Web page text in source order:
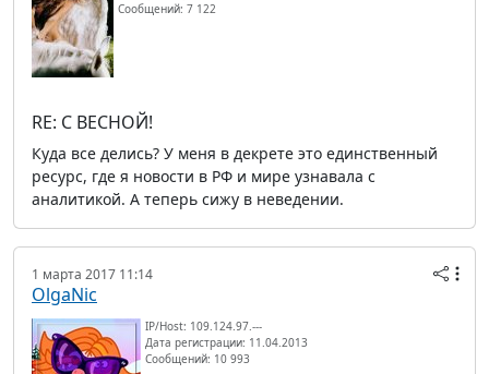
Сообщений: 7 122
RE: С ВЕСНОЙ!
Куда все делись? У меня в декрете это единственный
ресурс, где я новости в РФ и мире узнавала с
аналитикой. А теперь сижу в неведении.
1 марта 2017 11:14
OlgaNic
IP/Host: 109.124.97.---
Дата регистрации: 11.04.2013
Сообщений: 10 993